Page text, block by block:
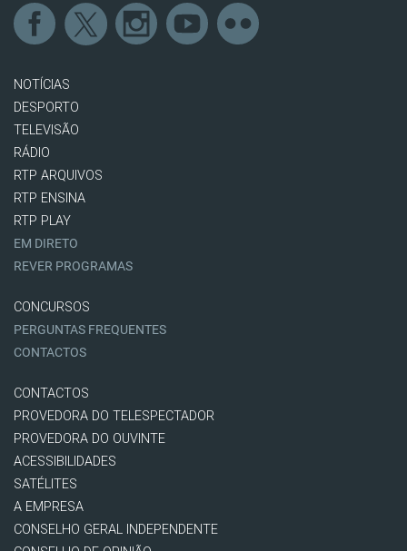
NOTÍCIAS
DESPORTO
TELEVISÃO
RÁDIO
RTP ARQUIVOS
RTP ENSINA
RTP PLAY
EM DIRETO
REVER PROGRAMAS
CONCURSOS
PERGUNTAS FREQUENTES
CONTACTOS
CONTACTOS
PROVEDORA DO TELESPECTADOR
PROVEDORA DO OUVINTE
ACESSIBILIDADES
SATÉLITES
A EMPRESA
CONSELHO GERAL INDEPENDENTE